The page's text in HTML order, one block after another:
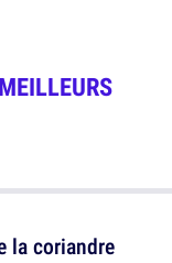
la coriandre